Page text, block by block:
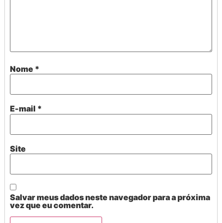
Nome *
E-mail *
Site
Salvar meus dados neste navegador para a próxima
vez que eu comentar.